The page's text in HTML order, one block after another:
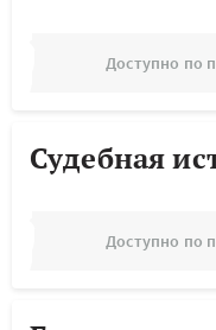
Доступно по
Судебная
Доступно по